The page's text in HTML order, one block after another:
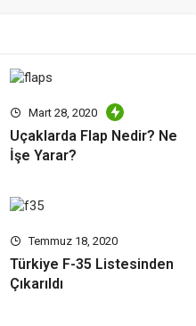
Mart 28, 2020
Uçaklarda Flap Nedir? Ne
İşe Yarar?
Temmuz 18, 2020
Türkiye F-35 Listesinden
Çıkarıldı